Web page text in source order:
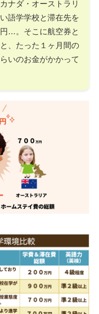
ナダ・オーストラリ
語学学校と滞在先を
…。そこに航空券と
、たった１ヶ月間の
いのお金がかかって